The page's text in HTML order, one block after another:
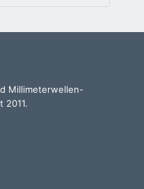
Millimeterwellen-
2011.